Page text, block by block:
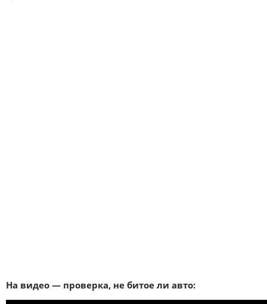
На видео — проверка, не битое ли авто: